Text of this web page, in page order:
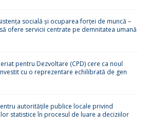
socială și ocuparea forței de muncă –
ofere servicii centrate pe demnitatea umană
pentru Dezvoltare (CPD) cere ca noul
cu o reprezentare echilibrată de gen
autoritățile publice locale privind
statistice în procesul de luare a deciziilor